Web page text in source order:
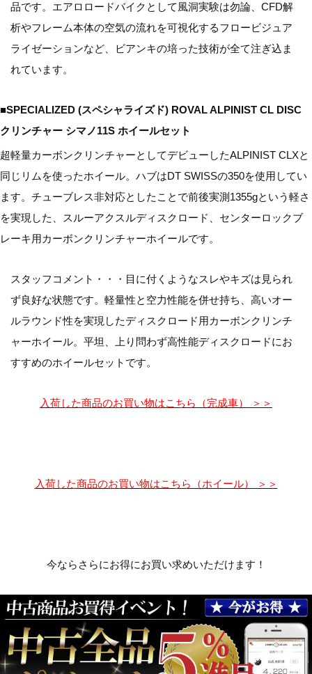
品です。エアロロードバイクとして風洞実験は勿論、CFD解
析やフレーム本体の空気の流れを可視化するフロービジュア
ライゼーションなど、ビアンキの培った技術が全て注ぎ込ま
れています。
■SPECIALIZED (スペシャライズド) ROVAL ALPINIST CL DISC
クリンチャー シマノ11S ホイールセット
超軽量カーボンクリンチャーとしてデビューしたALPINIST CLXと
同じリムを使ったホイール。ハブはDT SWISSの350を使用してい
ます。チューブレス非対応としたことで前後実測1355gという軽さ
を実現した、スルーアクスルディスクロード、センターロックブ
レーキ用カーボンクリンチャーホイールです。
スタッフコメント・・・目に付くようなスレやキズは見られ
ず良好な状態です。軽量性と空力性能を併せ持ち、高いオー
ルラウンド性を実現したディスクロード用カーボンクリンチ
ャーホイール。平坦、上り問わず高性能ディスクロードにお
すすめのホイールセットです。
入荷した商品のお買い物はこちら（完成車） ＞＞
入荷した商品のお買い物はこちら（ホイール） ＞＞
今ならさらにお得にお買い求めいただけます！